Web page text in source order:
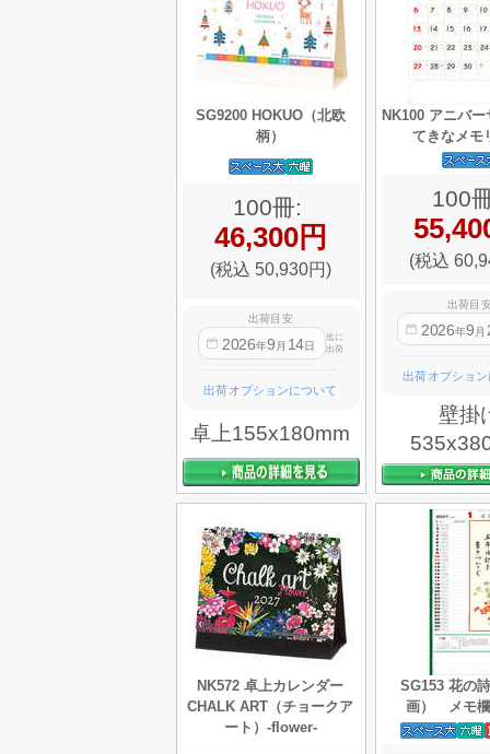
SG9200 HOKUO（北欧
柄）
100冊:
46,300円
(税込 50,930円)
出荷目安
2026年9 月 14日
迄に
出荷
出荷オプションについて
卓上155x180mm
NK100 アニバ
てきなメモ
100
(税込
出荷目
2026年9 月
出荷オプショ
壁掛
NK572 卓上カレンダー
CHALK ART（チョークア
ート）-flower-
SG153 花の
画） メモ